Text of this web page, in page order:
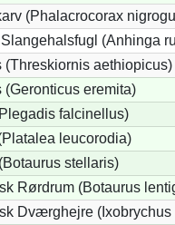
(Phalacrocorax
(Anhinga
(Threskiornis aethiopicus)
(Geronticus eremita)
falcinellus)
leucorodia)
stellaris)
Rørdrum (Botaurus
Dværghejre (Ixobrychus